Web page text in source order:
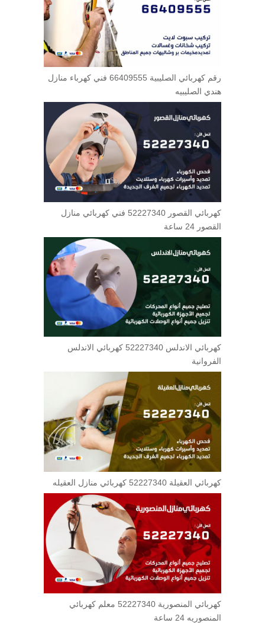
رقم كهربائي الصليبية 66409555 فني كهرباء منازل
هندي الصليبيه
كهربائي القصور 52227340 فني كهربائي منازل
القصور 24 ساعة
كهربائي الاندلس 52227340 كهربائي الاندلس
الفروانية
كهربائي العقيلة 52227340 كهربائي منازل العقيله
كهربائي المنصورية 52227340 معلم كهربائي
المنصوريه 24 ساعة